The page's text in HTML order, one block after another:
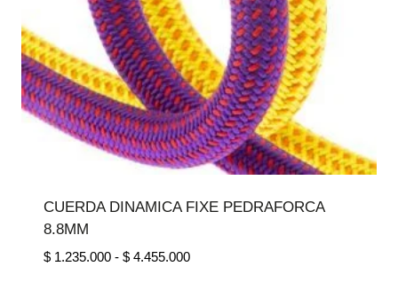
CUERDA DINAMICA FIXE PEDRAFORCA
8.8MM
$1.235.000 - $4.455.000Rango